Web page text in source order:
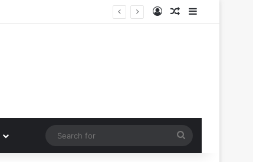
Log InRandom Article
Sidebar
for